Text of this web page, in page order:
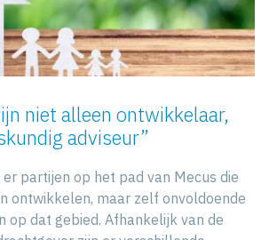
niet alleen ontwikkelaar,
adviseur”
partijen op het pad van Mecus die
ontwikkelen, maar zelf onvoldoende
op dat gebied. Afhankelijk van de